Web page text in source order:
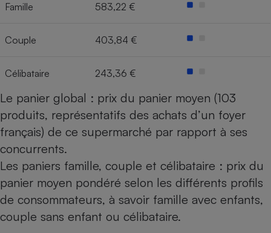
Famille 583,22 €
Couple 403,84 €
Célibataire 243,36 €
Le panier global : prix du panier moyen (103
produits, représentatifs des achats d’un foyer
français) de ce supermarché par rapport à ses
concurrents.
Les paniers famille, couple et célibataire : prix du
panier moyen pondéré selon les différents profils
de consommateurs, à savoir famille avec enfants,
couple sans enfant ou célibataire.